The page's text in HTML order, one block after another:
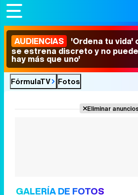
AUDIENCIAS 'Ordena tu vida'
se estrena discreto y no
hay más que uno'
FórmulaTV Fotos
Eliminar
GALERÍA DE FOTOS